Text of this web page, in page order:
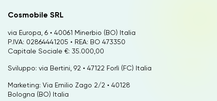
Cosmobile SRL
via Europa, 6 • 40061 Minerbio (BO) Italia
P.IVA: 02864441205 • REA: BO 473350
Capitale Sociale €: 35.000,00
Sviluppo: via Bertini, 92 • 47122 Forlì (FC) Italia
Marketing: Via Emilio Zago 2/2 • 40128
Bologna (BO) Italia